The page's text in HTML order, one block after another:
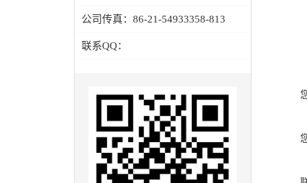
公司传真： 86-21-54933358-813
联系QQ：